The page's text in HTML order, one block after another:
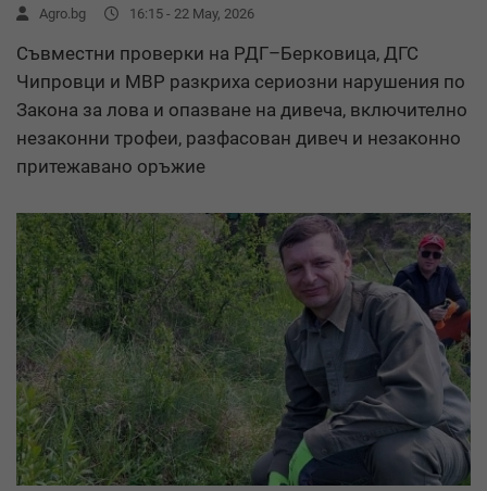
Agro.bg 16:15 - 22 May, 2026
Съвместни проверки на РДГ–Берковица, ДГС
Чипровци и МВР разкриха сериозни нарушения по
Закона за лова и опазване на дивеча, включително
незаконни трофеи, разфасован дивеч и незаконно
притежавано оръжие